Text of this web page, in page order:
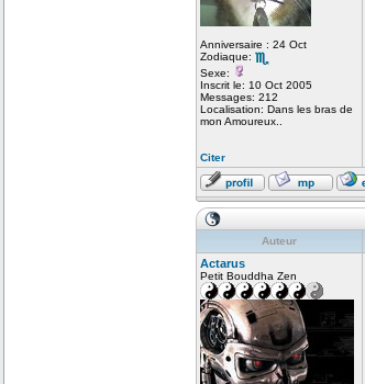
Anniversaire : 24 Oct
Zodiaque:
Sexe:
Inscrit le: 10 Oct 2005
Messages: 212
Localisation: Dans les bras de
mon Amoureux..
Citer
Auteur
Actarus
Petit Bouddha Zen